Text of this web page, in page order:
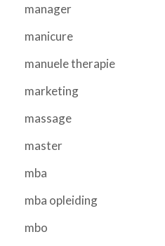
manager
manicure
manuele therapie
marketing
massage
master
mba
mba opleiding
mbo